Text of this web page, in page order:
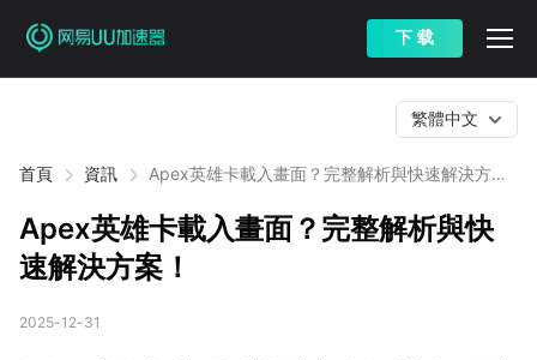
下 载
首頁 資訊
Apex英雄卡載入畫面？完整解析與快速解決方
繁體中文
Apex英雄卡載入畫面？完整解析與快
速解決方案！
2025-12-31